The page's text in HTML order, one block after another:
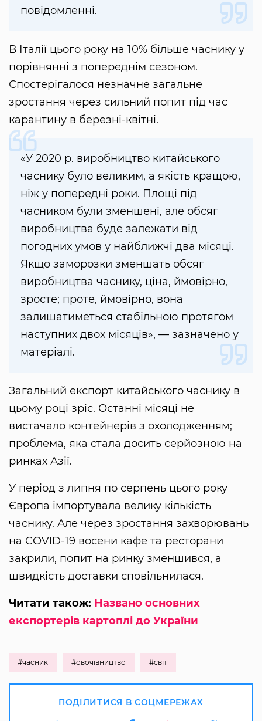
повідомленні.
В Італії цього року на 10% більше часнику у
порівнянні з попереднім сезоном.
Спостерігалося незначне загальне
зростання через сильний попит під час
карантину в березні-квітні.
«У 2020 р. виробництво китайського
часнику було великим, а якість кращою,
ніж у попередні роки. Площі під
часником були зменшені, але обсяг
виробництва буде залежати від
погодних умов у найближчі два місяці.
Якщо заморозки зменшать обсяг
виробництва часнику, ціна, ймовірно,
зросте; проте, ймовірно, вона
залишатиметься стабільною протягом
наступних двох місяців», — зазначено у
матеріалі.
Загальний експорт китайського часнику в
цьому році зріс. Останні місяці не
вистачало контейнерів з охолодженням;
проблема, яка стала досить серйозною на
ринках Азії.
У період з липня по серпень цього року
Європа імпортувала велику кількість
часнику. Але через зростання захворювань
на COVID-19 восени кафе та ресторани
закрили, попит на ринку зменшився, а
швидкість доставки сповільнилася.
Читати також: Названо основних
експортерів картоплі до України
#часник #овочівництво #світ
ПОДІЛИТИСЯ В СОЦМЕРЕЖАХ